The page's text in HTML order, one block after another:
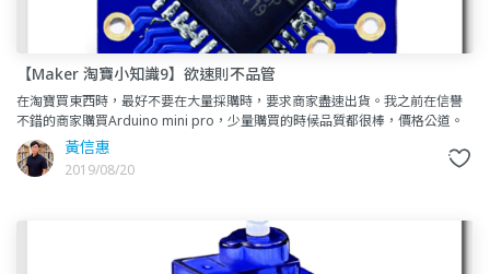
【Maker 淘寶小知識9】欲速則不品管
在淘寶買東西時，最好不要在大量採購時，要求商家盡速出貨。我之前在信譽
不錯的商家購買Arduino mini pro，少量購買的時候品質都很棒，價格公道。
但是有次急需購買750片板子時，要求商家在一周內
黃信惠
2019/08/20